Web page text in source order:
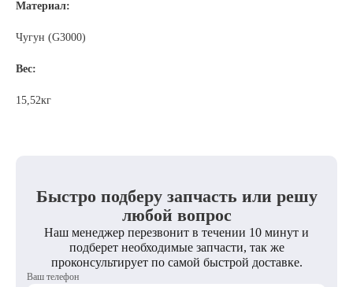
Материал:
Чугун (G3000)
Вес:
15,52кг
Быстро подберу запчасть или решу
любой вопрос
Наш менеджер перезвонит в течении 10 минут и
подберет необходимые запчасти, так же
проконсультирует по самой быстрой доставке.
Ваш телефон